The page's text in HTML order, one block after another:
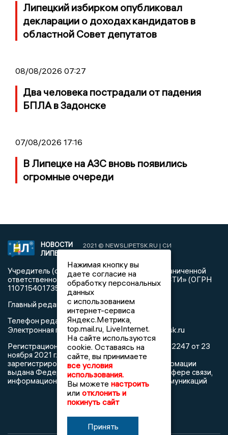
Липецкий избирком опубликовал
декларации о доходах кандидатов в
областной Совет депутатов
08/08/2026 07:27
Два человека пострадали от падения
БПЛА в Задонске
07/08/2026 17:16
В Липецке на АЗС вновь появились
огромные очереди
НОВОСТИ
ЛИПЕЦКА
2021 © NEWSLIPETSK.RU | СИ
Учредитель (соучредители): Общество с ограниченной
ответственностью «РЕГИОНАЛЬНЫЕ НОВОСТИ» (ОГРН
1107154017354)
Главный редактор: Герцог Е.Г.
Телефон редакции: +7 903 699 9427
Электронная почта редакции:info@newslipetsk.ru
Регистрационный номер: серия Эл № ФС77-82247 от 23
ноября 2021 г. согласно выписке из реестра
зарегистрированных средств массовой информации
выдана Федеральной службой по надзору в сфере связи,
информационных технологий и массовых коммуникаций
Нажимая кнопку вы
даете согласие на
обработку персональных
данных
с использованием
интернет-сервиса
Яндекс.Метрика,
top.mail.ru, LiveInternet.
На сайте используются
cookie. Оставаясь на
сайте, вы принимаете
все условия
использования.
Вы можете настроить
или отклонить и
покинуть сайт
Принять